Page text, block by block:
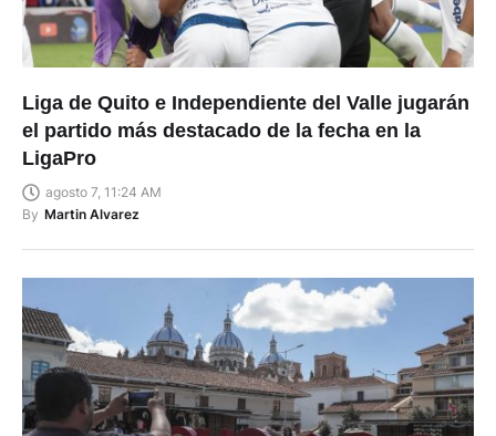
Liga de Quito e Independiente del Valle jugarán
el partido más destacado de la fecha en la
LigaPro
agosto 7, 11:24 AM
By Martin Alvarez